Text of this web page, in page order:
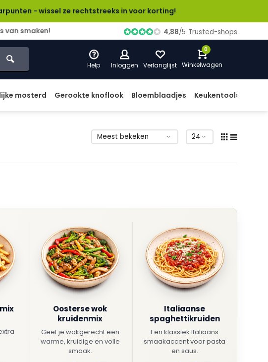
- wissel ze rechtstreeks in voor korting!
smaken! 4,88/5 Trusted-shops
Help Inloggen Verlanglijst
0
Winkelwagen
mosterd Gerookte knoflook Bloemblaadjes Keukentools
Oosterse wok
kruidenmix
Geef je wokgerecht een
warme, kruidige en volle
smaak.
Italiaanse
spaghettikruiden
Een klassiek Italiaans
smaakaccent voor pasta
en saus.